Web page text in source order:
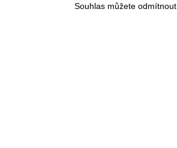
Souhlas můžete odmítnout